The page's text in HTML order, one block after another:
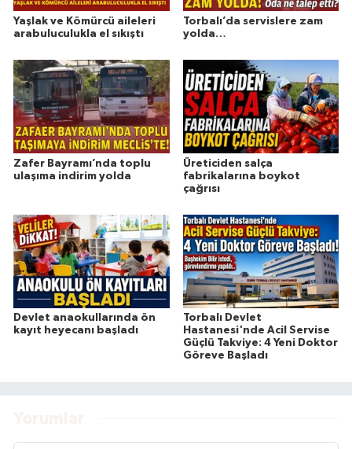
Yaşlak ve Kömürcü aileleri
arabuluculukla el sıkıştı
Torbalı’da servislere zam
yolda…
Zafer Bayramı’nda toplu
ulaşıma indirim yolda
Üreticiden salça
fabrikalarına boykot
çağrısı
Devlet anaokullarında ön
kayıt heyecanı başladı
Torbalı Devlet
Hastanesi'nde Acil Servise
Güçlü Takviye: 4 Yeni Doktor
Göreve Başladı